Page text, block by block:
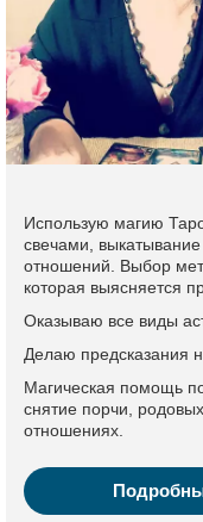
Использую магию
свечами,
отношений. Выбор
которая выясняется
Оказываю все виды
Делаю предсказания
Магическая помощь
снятие порчи,
отношениях.